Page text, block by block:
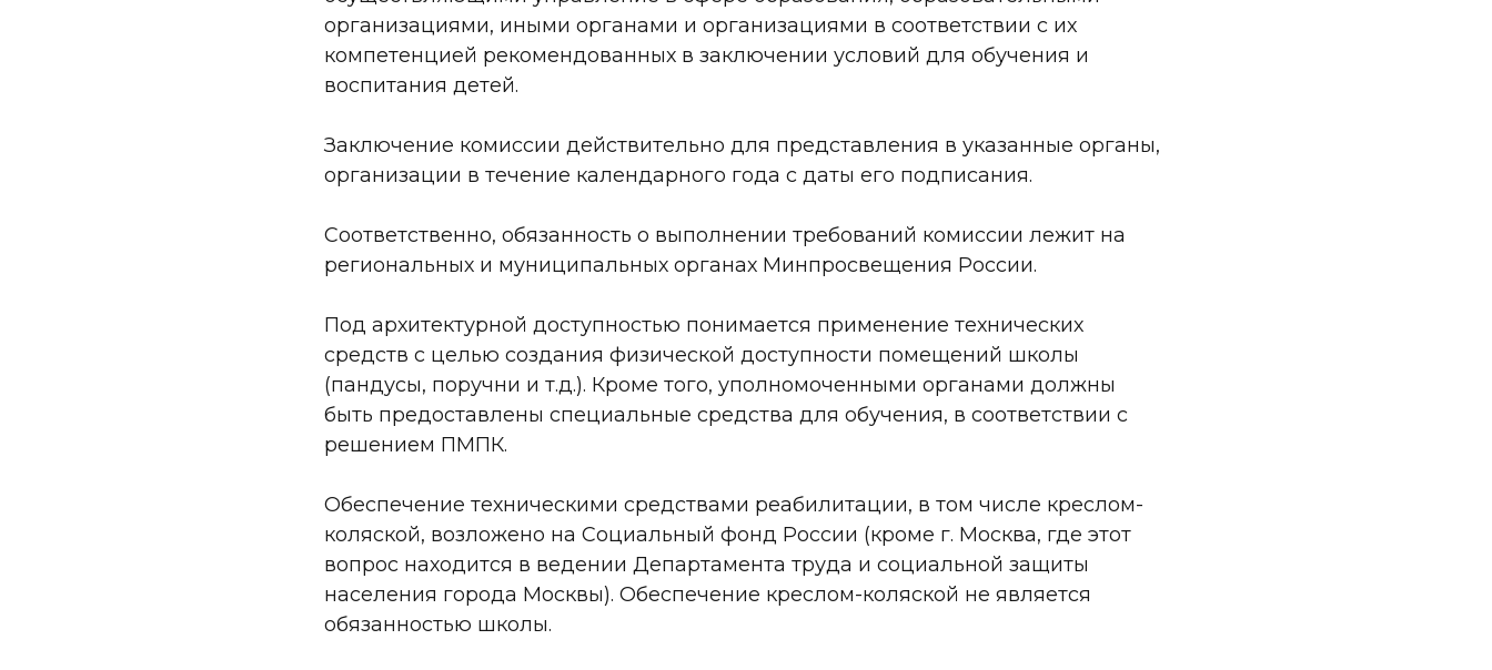
организациями, иными органами и организациями в соответствии с их
компетенцией рекомендованных в заключении условий для обучения и
воспитания детей.
Заключение комиссии действительно для представления в указанные органы,
организации в течение календарного года с даты его подписания.
Соответственно, обязанность о выполнении требований комиссии лежит на
региональных и муниципальных органах Минпросвещения России.
Под архитектурной доступностью понимается применение технических
средств с целью создания физической доступности помещений школы
(пандусы, поручни и т.д.). Кроме того, уполномоченными органами должны
быть предоставлены специальные средства для обучения, в соответствии с
решением ПМПК.
Обеспечение техническими средствами реабилитации, в том числе креслом-
коляской, возложено на Социальный фонд России (кроме г. Москва, где этот
вопрос находится в ведении Департамента труда и социальной защиты
населения города Москвы). Обеспечение креслом-коляской не является
обязанностью школы.